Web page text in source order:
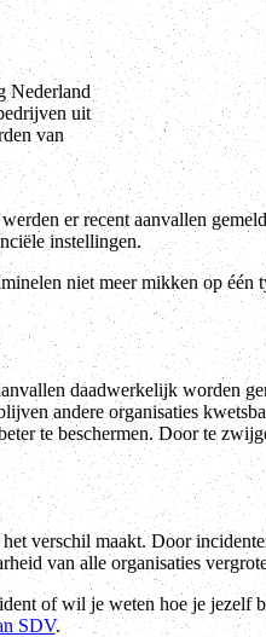
Nederland
uit
van
er recent aanvallen
instellingen.
niet meer mikken op één
daadwerkelijk worden
andere organisaties
te beschermen. Door te
verschil maakt. Door
van alle organisaties
of wil je weten hoe je jezelf
SDV.